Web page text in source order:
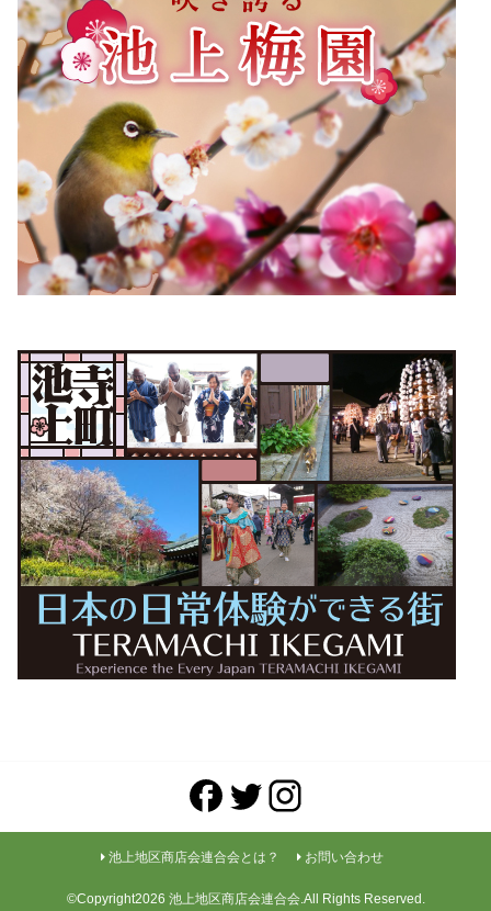
池上地区商店会連合会とは？ お問い合わせ
©Copyright2026 池上地区商店会連合会.All Rights Reserved.